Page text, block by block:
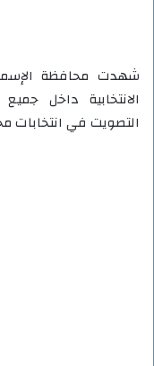
شهدت محافظة
الانتخابية داخل
التصويت في انتخابات